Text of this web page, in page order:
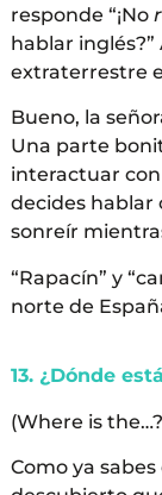
responde “¡No
hablar
extraterrestre
Bueno, la
Una parte
interactuar con
decides hablar
sonreír
“Rapacín” y
norte de
13. ¿Dónde
(Where is
Como ya